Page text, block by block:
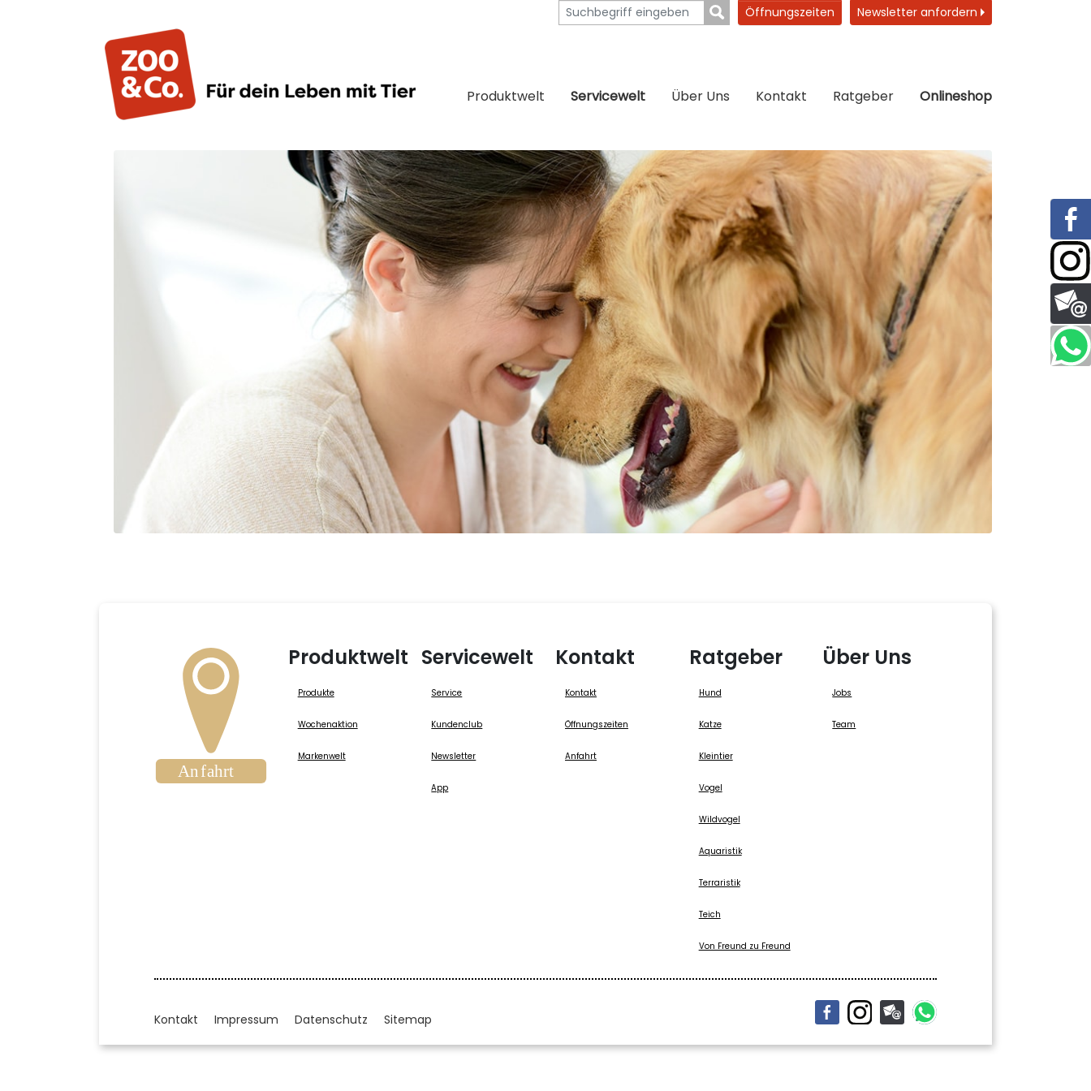
Öffnungszeiten Newsletter anfordern
Produktwelt Servicewelt Über Uns Kontakt Ratgeber Onlineshop
Produktwelt
Produkte
Wochenaktion
Markenwelt
Servicewelt
Service
Kundenclub
Newsletter
App
Kontakt
Kontakt
Öffnungszeiten
Anfahrt
Ratgeber
Hund
Katze
Kleintier
Vogel
Wildvogel
Aquaristik
Terraristik
Teich
Von Freund zu Freund
Über Uns
Jobs
Team
Kontakt Impressum Datenschutz Sitemap